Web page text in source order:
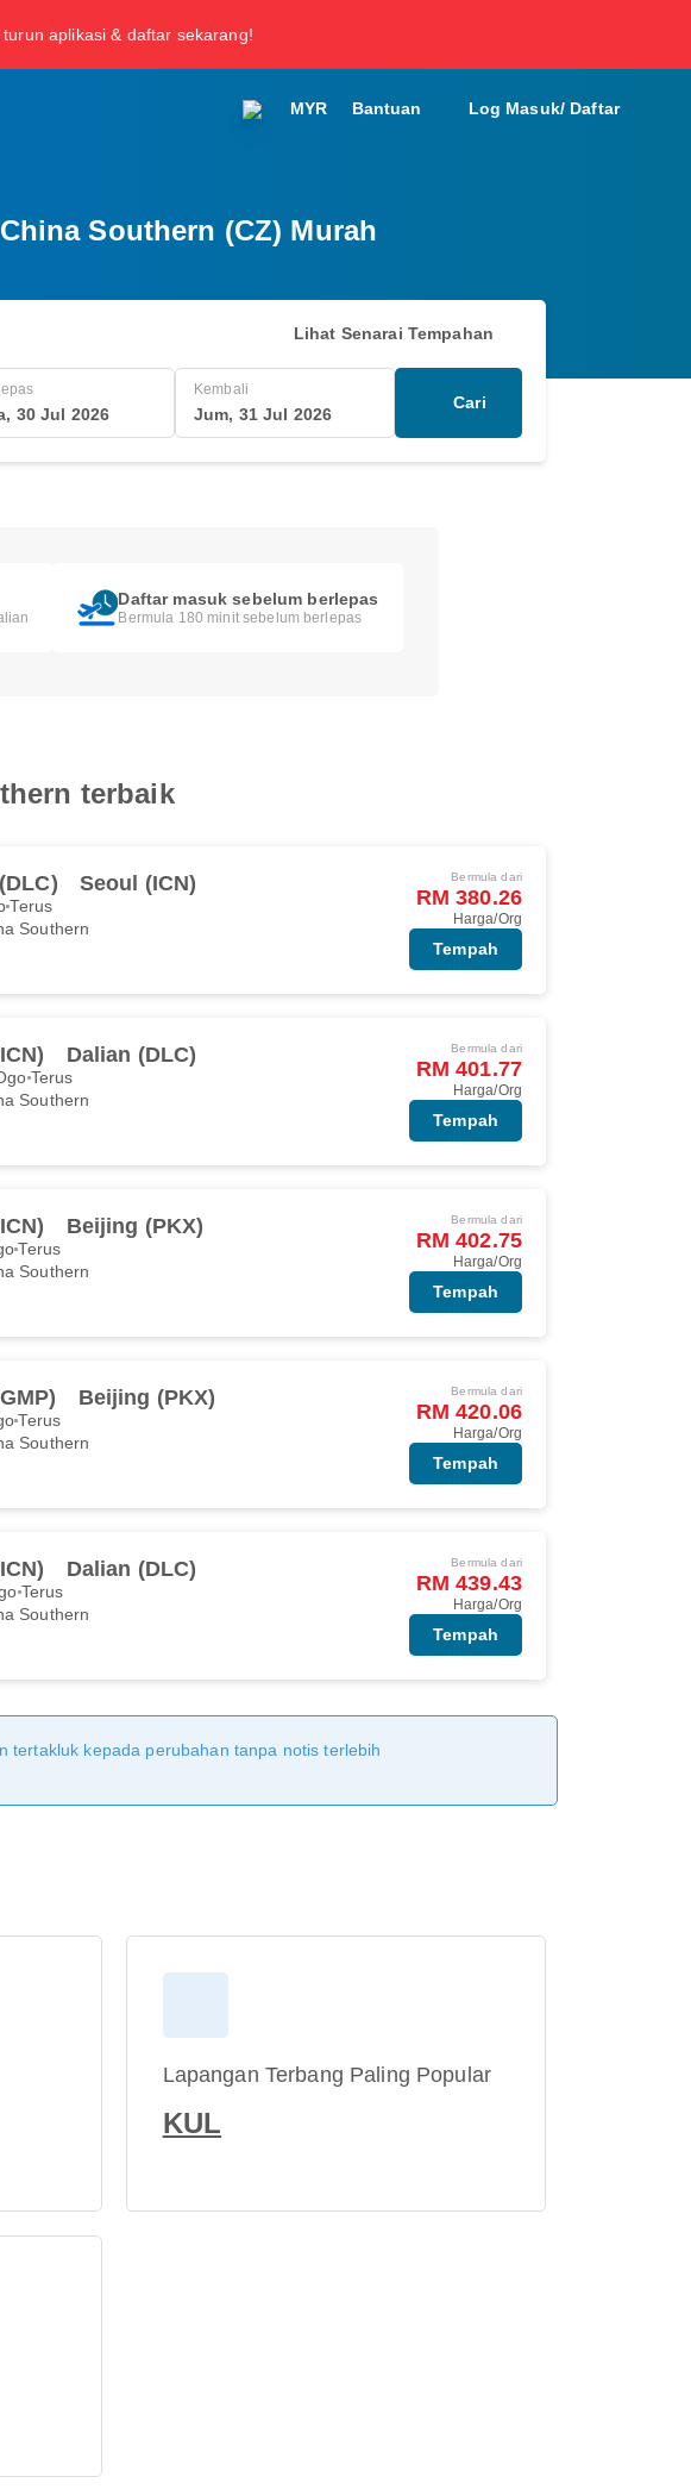
aplikasi & daftar sekarang!
MYR Bantuan Log Masuk/ Daftar
Southern (CZ) Murah
Lihat Senarai Tempahan
30 Jul 2026
Kembali
Jum, 31 Jul 2026
Cari
Daftar masuk sebelum berlepas
Bermula 180 minit sebelum berlepas
terbaik
Seoul (ICN)
Terus
Southern
Bermula dari
RM 380.26
Harga/Org
Tempah
Dalian (DLC)
Terus
Southern
Bermula dari
RM 401.77
Harga/Org
Tempah
Beijing (PKX)
Terus
Southern
Bermula dari
RM 402.75
Harga/Org
Tempah
Beijing (PKX)
Terus
Southern
Bermula dari
RM 420.06
Harga/Org
Tempah
Dalian (DLC)
Terus
Southern
Bermula dari
RM 439.43
Harga/Org
Tempah
tertakluk kepada perubahan tanpa notis terlebih
Lapangan Terbang Paling Popular
KUL